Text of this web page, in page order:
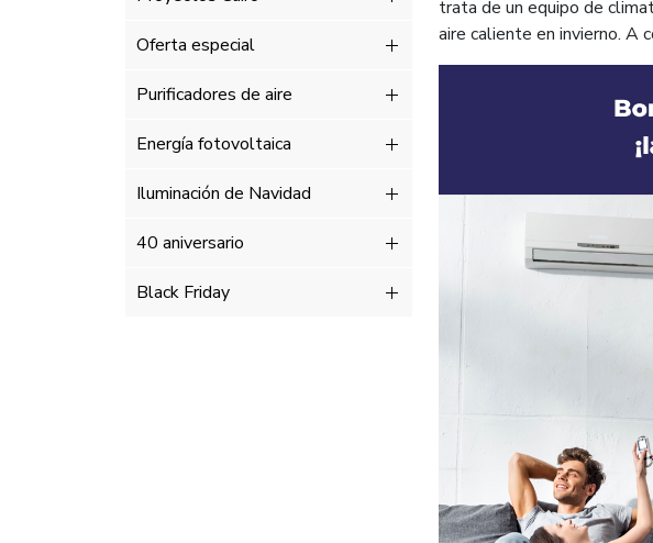
Oferta especial
Purificadores de aire
Energía fotovoltaica
Iluminación de Navidad
40 aniversario
Black Friday
trata de un equipo de
aire caliente en invierno. A